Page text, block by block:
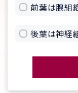
前葉は腺組
後葉は神経